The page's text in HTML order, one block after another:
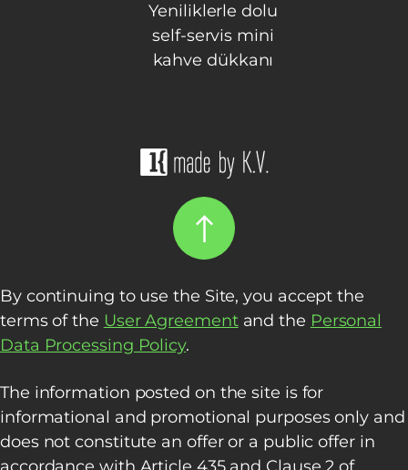
Yeniliklerle dolu
self-servis mini
kahve dükkanı
By continuing to use the Site, you accept the
terms of the User Agreementand the Personal
Data Processing Policy.
The information posted on the site is for
informational and promotional purposes only and
does not constitute an offer or a public offer in